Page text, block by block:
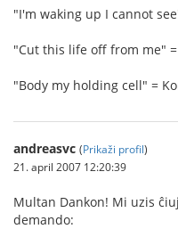
"I'm waking up I cannot
"Cut this life off from me" =
"Body my holding cell" =
andreasvc (Prikaži profil)
21. april 2007 12:20:39
Multan Dankon! Mi uzis
demando: